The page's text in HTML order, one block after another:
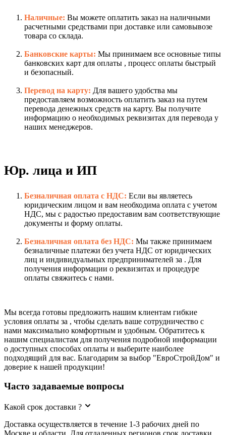
Наличные: Вы можете оплатить заказ на наличными
расчетными средствами при доставке или самовывозе
товара со склада.
Банковские карты: Мы принимаем все основные типы
банковских карт для оплаты , процесс оплаты быстрый
и безопасный.
Перевод на карту: Для вашего удобства мы
предоставляем возможность оплатить заказ на путем
перевода денежных средств на карту. Вы получите
информацию о необходимых реквизитах для перевода у
наших менеджеров.
Юр. лица и ИП
Безналичная оплата с НДС: Если вы являетесь
юридическим лицом и вам необходима оплата с учетом
НДС, мы с радостью предоставим вам соответствующие
документы и форму оплаты.
Безналичная оплата без НДС: Мы также принимаем
безналичные платежи без учета НДС от юридических
лиц и индивидуальных предпринимателей за . Для
получения информации о реквизитах и процедуре
оплаты свяжитесь с нами.
Мы всегда готовы предложить нашим клиентам гибкие
условия оплаты за , чтобы сделать ваше сотрудничество с
нами максимально комфортным и удобным. Обратитесь к
нашим специалистам для получения подробной информации
о доступных способах оплаты и выберите наиболее
подходящий для вас. Благодарим за выбор "ЕвроСтройДом" и
доверие к нашей продукции!
Часто задаваемые вопросы
Какой срок доставки ?
Доставка осуществляется в течение 1-3 рабочих дней по
Москве и области. Для отдаленных регионов срок доставки